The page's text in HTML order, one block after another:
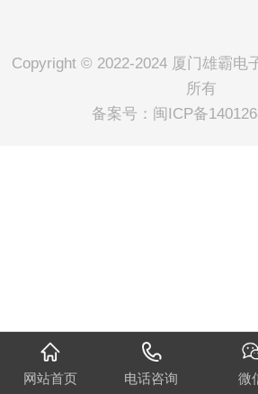
Copyright © 2022-2024 厦门雄霸电
所有
备案号： 闽ICP备
网站首页 电话咨询 微